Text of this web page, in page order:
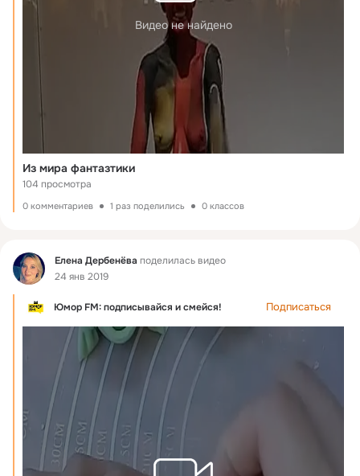
Видео не найдено
Из мира фантазтики
104 просмотра
0 комментариев 1 раз поделились 0 классов
Фид Елена Дербенёва поделилась видео
24 янв 2019
Юмор FM: подписывайся и смейся! Подписаться